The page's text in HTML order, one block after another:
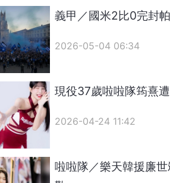
義甲／國米2比0完封
2026-05-04 06:34
現役37歲啦啦隊筠熹
2026-04-24 11:42
啦啦隊／樂天韓援廉